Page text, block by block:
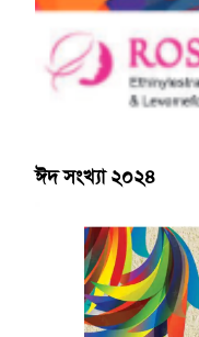
ঈদ সংখ্যা ২০২৪